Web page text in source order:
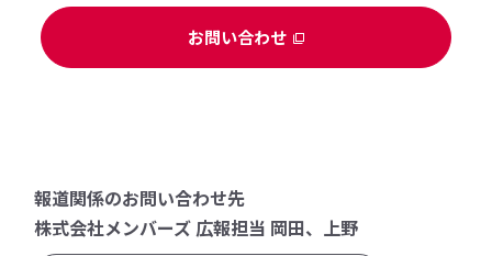
お問い合わせ
報道関係のお問い合わせ先
株式会社メンバーズ 広報担当 岡田、上野